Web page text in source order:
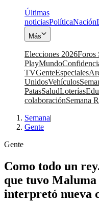
Últimas
noticiasPolíticaNación
Más
Elecciones 2026Foros
PlayMundo
TVGenteEspeciales
UnidosVehículos
PatasSaludLoterías
colaboraciónSemana
Semana|
Gente
Gente
Como todo un
que tuvo
interpretó nueva